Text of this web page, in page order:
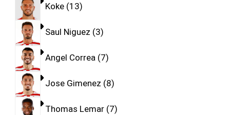
Koke 13
Saul Niguez 3
Angel Correa 7
Jose Gimenez 8
Thomas Lemar 7